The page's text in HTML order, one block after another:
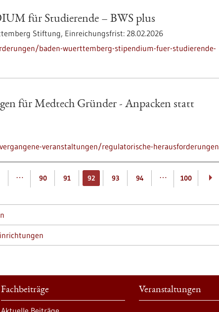
für Studierende – BWS plus
Stiftung, Einreichungsfrist: 28.02.2026
baden-wuerttemberg-stipendium-fuer-studierende-
für Medtech Gründer - Anpacken statt
veranstaltungen/regulatorische-herausforderungen
… 90 91 92 93 94 … 100
Fachbeiträge Veranstaltungen